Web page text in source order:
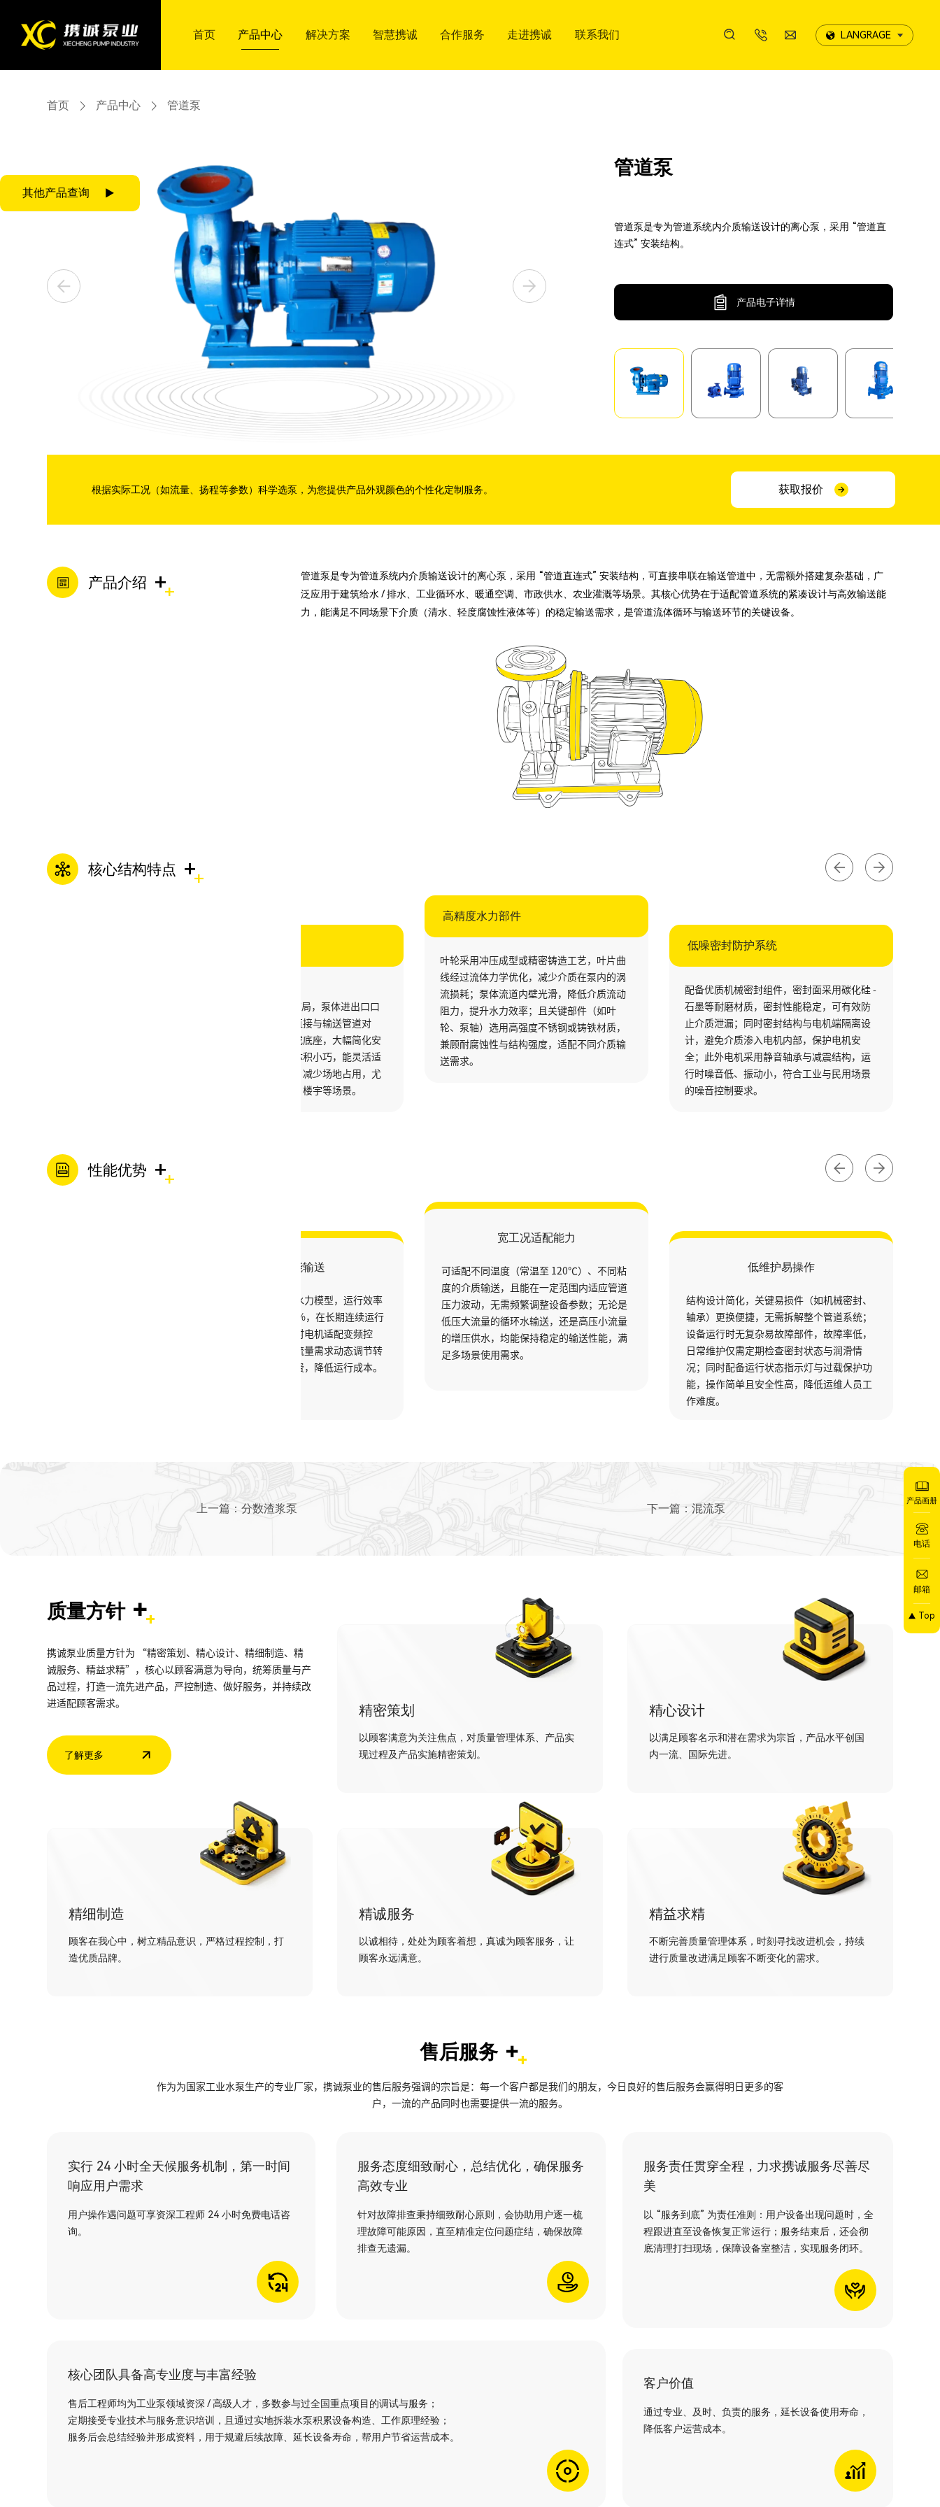
首页 产品中心
产品中心
解决方案
解决方案
智慧携诚
智慧携诚
合作服务
合作服务
走进携诚
走进携诚
博客
联系我们
联系我们
LANGRAGE
首页 产品中心
产品中心
解决方案
解决方案
智慧携诚
智慧携诚
合作服务
合作服务
走进携诚
走进携诚
博客
联系我们
联系我们
LANGRAGE
产品画册
电话
邮箱
Top
其他产品查询
多级泵
双吸泵
脱硫泵
移动式柴油机污水泵
首页 产品中心 管道泵
管道泵
管道泵是专为管道系统内介质输送设计的离心泵，采用 “管道直
连式” 安装结构。
产品电子详情
根据实际工况（如流量、扬程等参数）科学选泵，为您提供产品外观颜色的个性化定制服务。 获取报价
产品介绍 +
管道泵是专为管道系统内介质输送设计的离心泵，采用 “管道直连式” 安装结构，可直接串联在输送管道中，无需额外搭建复杂基础，广
泛应用于建筑给水 / 排水、工业循环水、暖通空调、市政供水、农业灌溉等场景。其核心优势在于适配管道系统的紧凑设计与高效输送能
力，能满足不同场景下介质（清水、轻度腐蚀性液体等）的稳定输送需求，是管道流体循环与输送环节的关键设备。
核心结构特点 +
1.采用卧式或立式直连布局，泵体进出口口
径与管道口径一致，可直接与输送管道对
接，无需额外安装支架或底座，大幅简化安
装流程；同时设备整体体积小巧，能灵活适
配管道系统的空间布局，减少场地占用，尤
其适合管道密集的厂房、楼宇等场景。
高精度水力部件​
叶轮采用冲压成型或精密铸造工艺，叶片曲
线经过流体力学优化，减少介质在泵内的涡
流损耗；泵体流道内壁光滑，降低介质流动
阻力，提升水力效率；且关键部件（如叶
轮、泵轴）选用高强度不锈钢或铸铁材质，
兼顾耐腐蚀性与结构强度，适配不同介质输
送需求。
低噪密封防护系统
配备优质机械密封组件，密封面采用碳化硅 -
石墨等耐磨材质，密封性能稳定，可有效防
止介质泄漏；同时密封结构与电机端隔离设
计，避免介质渗入电机内部，保护电机安
全；此外电机采用静音轴承与减震结构，运
行时噪音低、振动小，符合工业与民用场景
的噪音控制要求。
性能优势 +
高效节能输送
针对管道输送场景优化水力模型，运行效率
比普通离心泵高 5%-10%，在长期连续运行
中可显著降低能耗；同时电机适配变频控
制，能根据管道内介质流量需求动态调节转
速，进一步减少能源浪费，降低运行成本。
宽工况适配能力
可适配不同温度（常温至 120℃）、不同粘
度的介质输送，且能在一定范围内适应管道
压力波动，无需频繁调整设备参数；无论是
低压大流量的循环水输送，还是高压小流量
的增压供水，均能保持稳定的输送性能，满
足多场景使用需求。
低维护易操作
结构设计简化，关键易损件（如机械密封、
轴承）更换便捷，无需拆解整个管道系统；
设备运行时无复杂易故障部件，故障率低，
日常维护仅需定期检查密封状态与润滑情
况；同时配备运行状态指示灯与过载保护功
能，操作简单且安全性高，降低运维人员工
作难度。
上一篇： 分数渣浆泵 下一篇：混流泵
质量方针 +
携诚泵业质量方针为 “精密策划、精心设计、精细制造、精
诚服务、精益求精”，核心以顾客满意为导向，统筹质量与产
品过程，打造一流先进产品，严控制造、做好服务，并持续改
进适配顾客需求。
了解更多
精密策划
以顾客满意为关注焦点，对质量管理体系、产品实
现过程及产品实施精密策划。
精心设计
以满足顾客名示和潜在需求为宗旨，产品水平创国
内一流、国际先进。
精细制造
顾客在我心中，树立精品意识，严格过程控制，打
造优质品牌。
精诚服务
以诚相待，处处为顾客着想，真诚为顾客服务，让
顾客永远满意。
精益求精
不断完善质量管理体系，时刻寻找改进机会，持续
进行质量改进满足顾客不断变化的需求。
售后服务 +
作为为国家工业水泵生产的专业厂家，携诚泵业的售后服务强调的宗旨是：每一个客户都是我们的朋友，今日良好的售后服务会赢得明日更多的客
户，一流的产品同时也需要提供一流的服务。
实行 24 小时全天候服务机制，第一时间
响应用户需求
用户操作遇问题可享资深工程师 24 小时免费电话咨
询。
服务态度细致耐心，总结优化，确保服务
高效专业
针对故障排查秉持细致耐心原则，会协助用户逐一梳
理故障可能原因，直至精准定位问题症结，确保故障
排查无遗漏。
核心团队具备高专业度与丰富经验
售后工程师均为工业泵领域资深 / 高级人才，多数参与过全国重点项目的调试与服务；
定期接受专业技术与服务意识培训，且通过实地拆装水泵积累设备构造、工作原理经验；
服务后会总结经验并形成资料，用于规避后续故障、延长设备寿命，帮用户节省运营成本。
服务责任贯穿全程，力求携诚服务尽善尽
美
以 “服务到底” 为责任准则：用户设备出现问题时，全
程跟进直至设备恢复正常运行；服务结束后，还会彻
底清理打扫现场，保障设备室整洁，实现服务闭环。
客户价值
通过专业、及时、负责的服务，延长设备使用寿命，
降低客户运营成本。